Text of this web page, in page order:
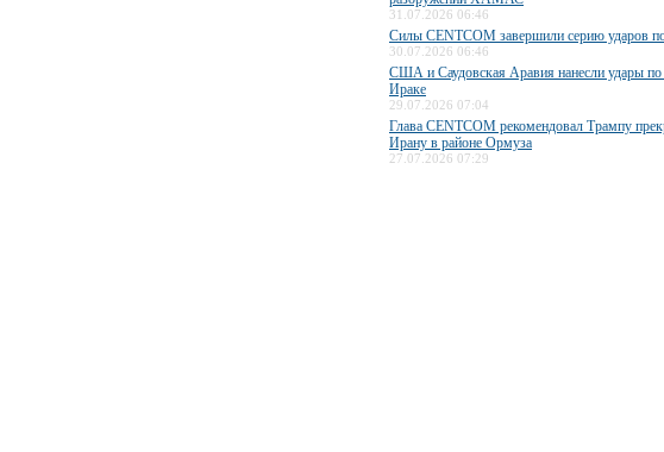
31.07.2026 06:46
Силы CENTCOM завершили серию ударов
30.07.2026 06:46
США и Саудовская Аравия нанесли удары по
Ираке
29.07.2026 07:04
Глава CENTCOM рекомендовал Трампу
Ирану в районе Ормуза
27.07.2026 07:29